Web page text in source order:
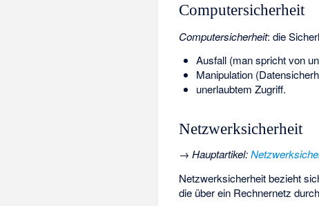
Computersicherheit
Computersicherheit: die
Ausfall (man spricht von
Manipulation
unerlaubtem Zugriff.
Netzwerksicherheit
→Hauptartikel:
Netzwerksicherheit bezieht
die über ein Rechnernetz